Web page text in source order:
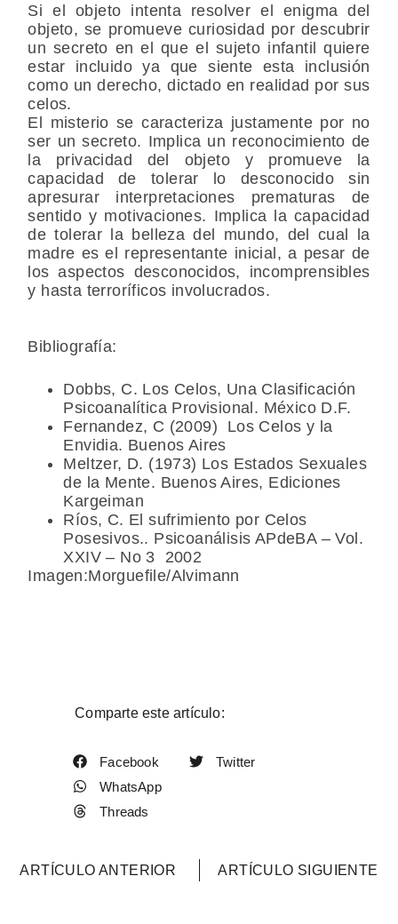
Si el objeto intenta resolver el enigma del
objeto, se promueve curiosidad por descubrir
un secreto en el que el sujeto infantil quiere
estar incluido ya que siente esta inclusión
como un derecho, dictado en realidad por sus
celos.
El misterio se caracteriza justamente por no
ser un secreto. Implica un reconocimiento de
la privacidad del objeto y promueve la
capacidad de tolerar lo desconocido sin
apresurar interpretaciones prematuras de
sentido y motivaciones. Implica la capacidad
de tolerar la belleza del mundo, del cual la
madre es el representante inicial, a pesar de
los aspectos desconocidos, incomprensibles
y hasta terroríficos involucrados.
Bibliografía:
Dobbs, C. Los Celos, Una Clasificación
Psicoanalítica Provisional. México D.F.
Fernandez, C (2009) Los Celos y la
Envidia. Buenos Aires
Meltzer, D. (1973) Los Estados Sexuales
de la Mente. Buenos Aires, Ediciones
Kargeiman
Ríos, C. El sufrimiento por Celos
Posesivos.. Psicoanálisis APdeBA – Vol.
XXIV – No 3 2002
Imagen:Morguefile/Alvimann
Comparte este artículo:
Facebook
Twitter
WhatsApp
Threads
ARTÍCULO ANTERIOR ARTÍCULO SIGUIENTE